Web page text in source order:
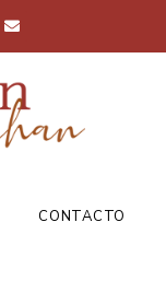
CONTACTO